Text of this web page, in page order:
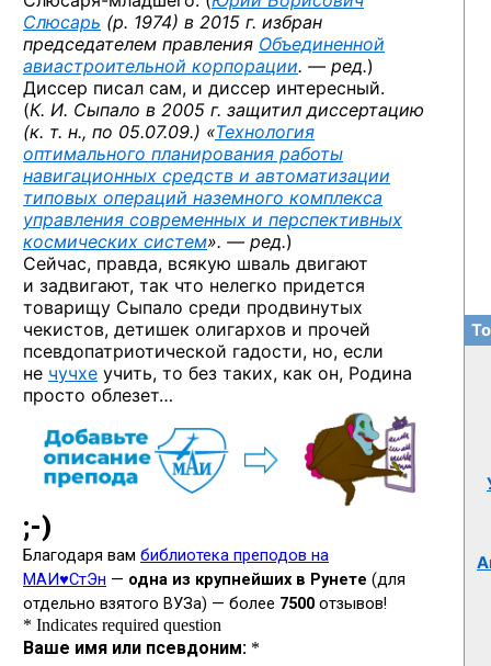
Слюсарь (р. 1974) в 2015 г. избран
председателем правления Объединенной
авиастроительной корпорации. — ред.)
Диссер писал сам, и диссер интересный.
(К. И. Сыпало в 2005 г. защитил диссертацию
(к. т. н., по 05.07.09.) «Технология
оптимального планирования работы
навигационных средств и автоматизации
типовых операций наземного комплекса
управления современных и перспективных
космических систем». — ред.)
Сейчас, правда, всякую шваль двигают
и задвигают, так что нелегко придется
товарищу Сыпало среди продвинутых
чекистов, детишек олигархов и прочей
псевдопатриотической гадости, но, если
не чучхе учить, то без таких, как он, Родина
просто облезет…